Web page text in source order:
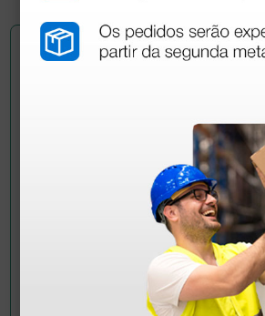
Pergunte a um colega
Ainda tem dúvidas?Necessita de
esclarecimentos? Envie agora a
colegas que já adquiriram este